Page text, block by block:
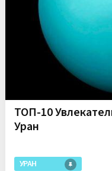
ТОП-10
Уран
УРАН